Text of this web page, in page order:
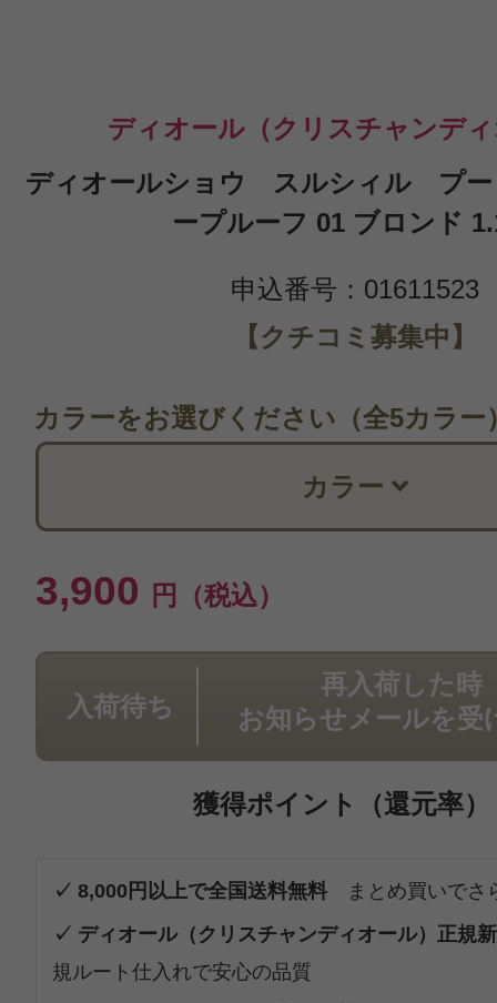
ディオール（クリスチャンデ
ディオールショウ スルシィル プ
ープルーフ 01 ブロンド
申込番号：01611523
【クチコミ募集中】
カラーをお選びください（全5カラー
カラー
3,900 円（税込）
入荷待ち
再入荷した時
お知らせメールを受
獲得ポイント（還元率）
✓ 8,000円以上で全国送料無料 まとめ買いでさ
✓ ディオール（クリスチャンディオール）正規
規ルート仕入れで安心の品質